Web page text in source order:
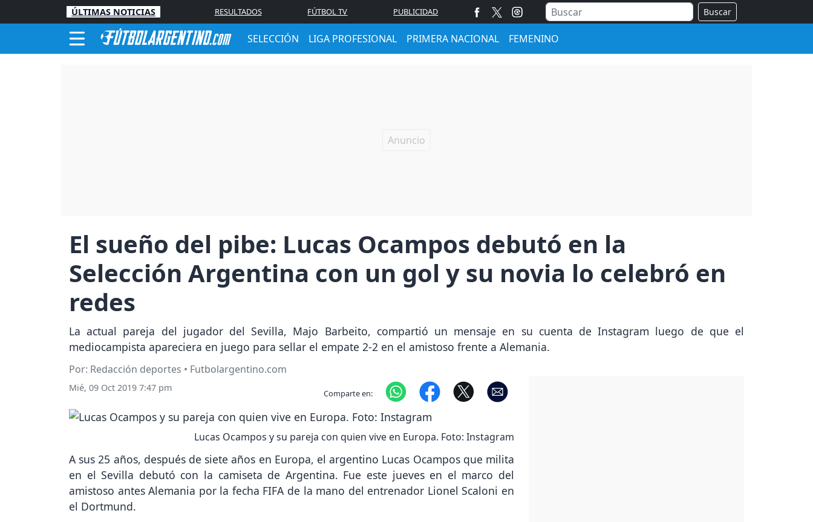
ÚLTIMAS NOTICIAS RESULTADOS FÚTBOL TV PUBLICIDAD Buscar
SELECCIÓN LIGA PROFESIONAL PRIMERA NACIONAL FEMENINO
El sueño del pibe: Lucas Ocampos debutó en la
Selección Argentina con un gol y su novia lo celebró en
redes
La actual pareja del jugador del Sevilla, Majo Barbeito, compartió un mensaje en su cuenta de Instagram luego de que el
mediocampista apareciera en juego para sellar el empate 2-2 en el amistoso frente a Alemania.
Por: Redacción deportes • Futbolargentino.com
Mié, 09 Oct 2019 7:47 pm Comparte en:
Lucas Ocampos y su pareja con quien vive en Europa. Foto: Instagram
A sus 25 años, después de siete años en Europa, el argentino Lucas Ocampos que milita
en el Sevilla debutó con la camiseta de Argentina. Fue este jueves en el marco del
amistoso antes Alemania por la fecha FIFA de la mano del entrenador Lionel Scaloni en
el Dortmund.